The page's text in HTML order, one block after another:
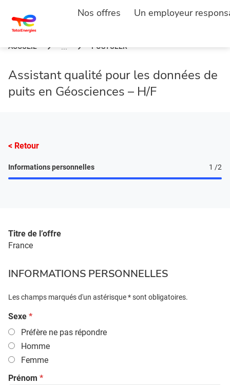
Nos offres Un employeur
ACCUEIL ... POSTULER
Assistant qualité pour les données de
puits en Géosciences – H/F
< Retour
Informations personnelles 1 /2
Titre de l’offre
France
INFORMATIONS PERSONNELLES
Les champs marqués d'un astérisque * sont obligatoires.
Sexe *
Préfère ne pas répondre
Homme
Femme
Prénom *